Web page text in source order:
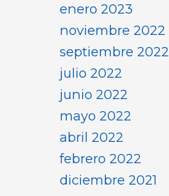
enero 2023
noviembre 2022
septiembre 2022
julio 2022
junio 2022
mayo 2022
abril 2022
febrero 2022
diciembre 2021